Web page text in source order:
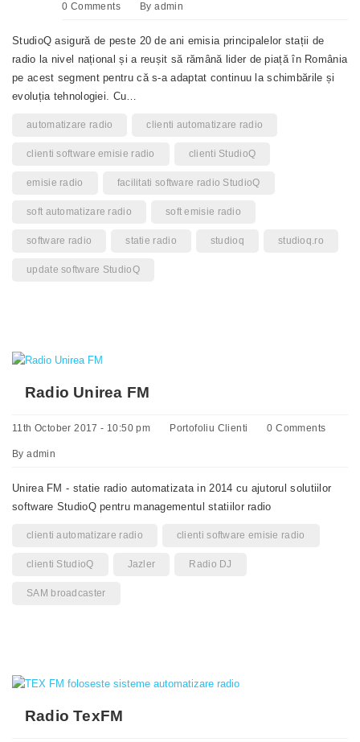
0 Comments Byadmin
StudioQ asigură de peste 20 de ani emisia principalelor stații de
radio la nivel național și a reușit să rămână lider de piață în România
pe acest segment pentru că s-a adaptat continuu la schimbările și
evoluția tehnologiei. Cu…
automatizare radio clienti automatizare radio
clienti software emisie radio clienti StudioQ
emisie radio facilitati software radio StudioQ
soft automatizare radio soft emisie radio
software radio statie radio studioq studioq.ro
update software StudioQ
Radio Unirea FM
11th October 2017 - 10:50 pm Portofoliu Clienti 0 Comments
Byadmin
Unirea FM - statie radio automatizata in 2014 cu ajutorul solutiilor
software StudioQ pentru managementul statiilor radio
clienti automatizare radio clienti software emisie radio
clienti StudioQ Jazler Radio DJ
SAM broadcaster
Radio TexFM